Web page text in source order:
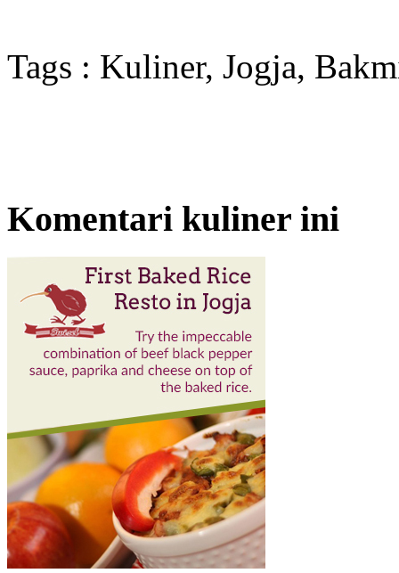
Tags : Kuliner, Jogja,
Komentari kuliner ini